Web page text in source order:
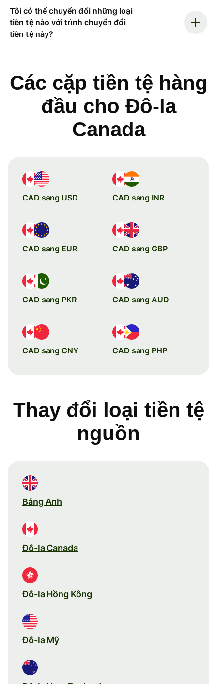
Tôi có thể chuyển đổi những loại
tiền tệ nào với trình chuyển đổi
tiền tệ này?
Các cặp tiền tệ hàng
đầu cho Đô-la
Canada
CAD sang USD CAD sang INR
CAD sang EUR CAD sang GBP
CAD sang PKR CAD sang AUD
CAD sang CNY CAD sang PHP
Thay đổi loại tiền tệ
nguồn
Bảng Anh
Đô-la Canada
Đô-la Hồng Kông
Đô-la Mỹ